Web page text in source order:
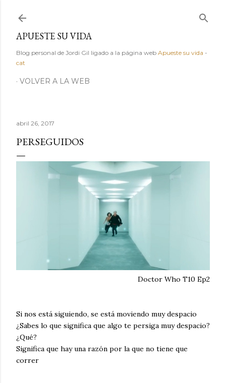
APUESTE SU VIDA
Blog personal de Jordi Gil ligado a la página web Apueste su vida -
cat
VOLVER A LA WEB
abril 26, 2017
PERSEGUIDOS
Doctor Who T10 Ep2
Si nos está siguiendo, se está moviendo muy despacio
¿Sabes lo que significa que algo te persiga muy despacio?
¿Qué?
Significa que hay una razón por la que no tiene que
correr